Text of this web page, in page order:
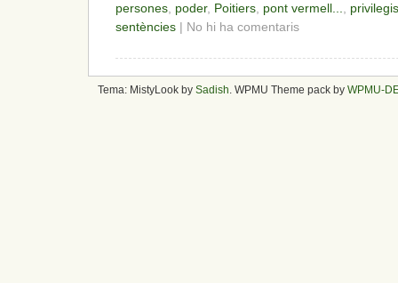
persones poder, Poitiers pont vermell...
privilegis
sentències | No hi ha comentaris
Tema: MistyLook by Sadish. WPMU Theme pack by WPMU-